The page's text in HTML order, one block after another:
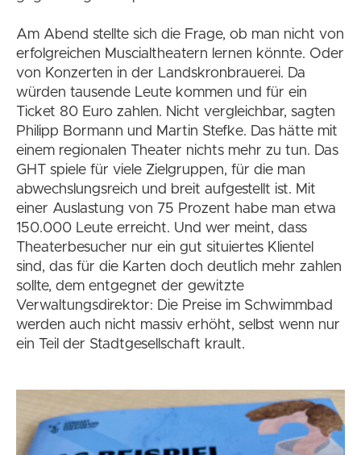
Am Abend stellte sich die Frage, ob man nicht von
erfolgreichen Muscialtheatern lernen könnte. Oder
von Konzerten in der Landskronbrauerei. Da
würden tausende Leute kommen und für ein
Ticket 80 Euro zahlen. Nicht vergleichbar, sagten
Philipp Bormann und Martin Stefke. Das hätte mit
einem regionalen Theater nichts mehr zu tun. Das
GHT spiele für viele Zielgruppen, für die man
abwechslungsreich und breit aufgestellt ist. Mit
einer Auslastung von 75 Prozent habe man etwa
150.000 Leute erreicht. Und wer meint, dass
Theaterbesucher nur ein gut situiertes Klientel
sind, das für die Karten doch deutlich mehr zahlen
sollte, dem entgegnet der gewitzte
Verwaltungsdirektor: Die Preise im Schwimmbad
werden auch nicht massiv erhöht, selbst wenn nur
ein Teil der Stadtgesellschaft krault.